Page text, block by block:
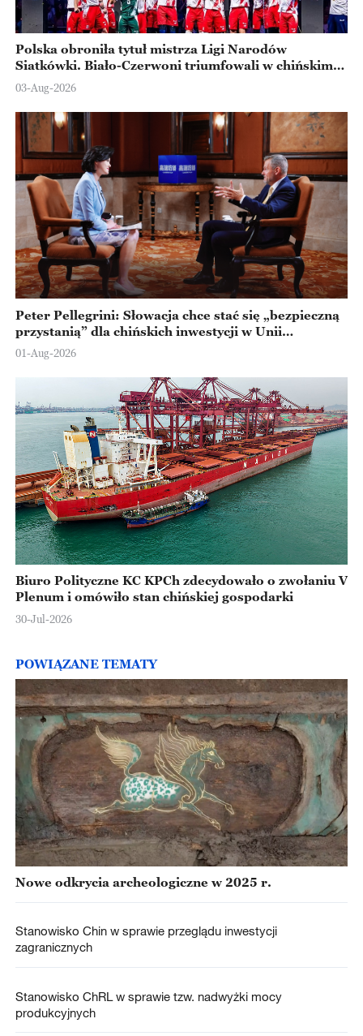
Polska obroniła tytuł mistrza Ligi Narodów
Siatkówki. Biało-Czerwoni triumfowali w chińskim
Ningbo
03-Aug-2026
Peter Pellegrini: Słowacja chce stać się „bezpieczną
przystanią” dla chińskich inwestycji w Unii
Europejskiej
01-Aug-2026
Biuro Polityczne KC KPCh zdecydowało o zwołaniu V
Plenum i omówiło stan chińskiej gospodarki
30-Jul-2026
POWIĄZANE TEMATY
Nowe odkrycia archeologiczne w 2025 r.
Stanowisko Chin w sprawie przeglądu inwestycji
zagranicznych
Stanowisko ChRL w sprawie tzw. nadwyżki mocy
produkcyjnych